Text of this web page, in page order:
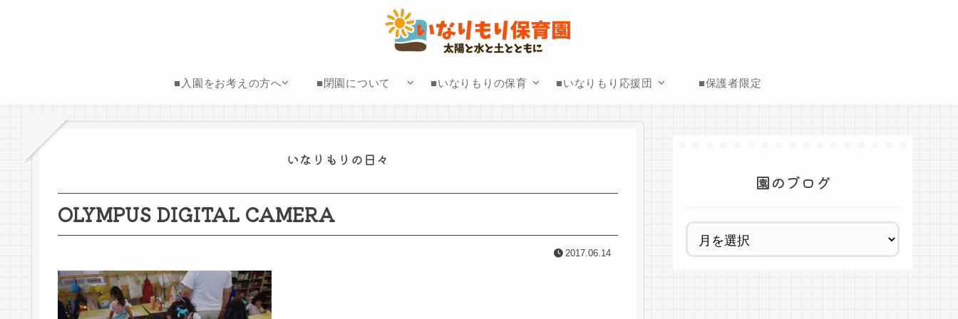
■入園をお考えの方へ ■閉園について ■いなりもりの保育 ■いなりもり応援団 ■保護者限定
いなりもりの日々
OLYMPUS DIGITAL CAMERA
2017.06.14
園のブログ